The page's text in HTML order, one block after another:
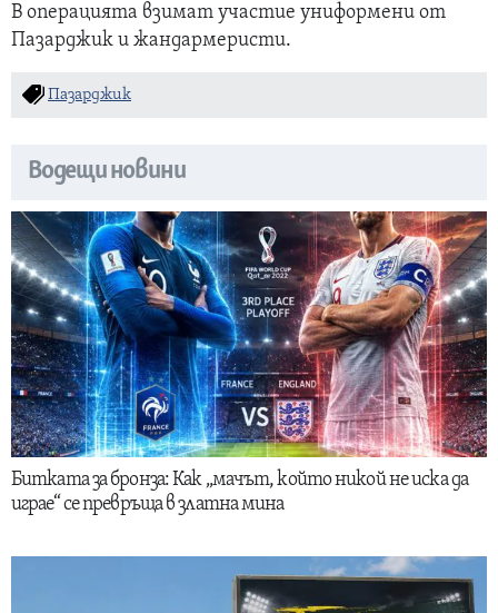
В операцията взимат участие униформени от
Пазарджик и жандармеристи.
Пазарджик
Водещи новини
Битката за бронза: Как „мачът, който никой не иска да
играе“ се превръща в златна мина